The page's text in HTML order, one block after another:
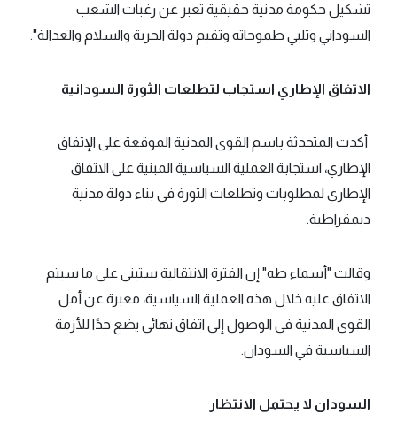
تشكيل حكومة مدنية حقيقية تعبر عن رغبات الشعب
السوداني وتلبي طموحاته وتقيم دولة الحرية والسلام والعدالة".
الاتفاق الإطاري استجاب لتطلعات الثورة السودانية
أكدت المتحدثة باسم القوى المدنية الموقعة على الإتفاق
الإطاري، استجابة العملية السياسية المبنية على الاتفاق
الإطاري لمطلوبات وتطلعات الثورة في بناء دولة مدنية
ديمقراطية.
وقالت "أسماء طه" إن الفترة الانتقالية ستبنى على ما سيتم
الاتفاق عليه خلال هذه العملية السياسية، معبرة عن أمل
القوى المدنية في الوصول إلى اتفاق نهائي يضع حدًا للأزمة
السياسية في السودان.
السودان لا يحتمل الانتظار